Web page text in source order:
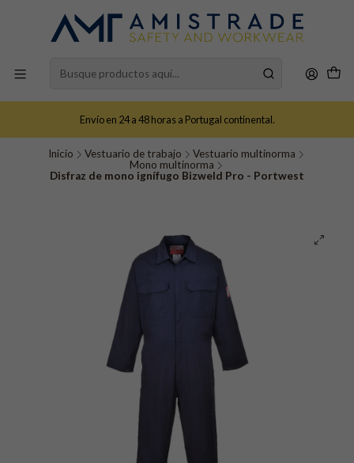
Envío en 24 a 48 horas a Portugal continental.
Inicio Vestuario de trabajo
Vestuario multinorma
Mono multinorma
Disfraz de mono ignífugo Bizweld Pro - Portwest